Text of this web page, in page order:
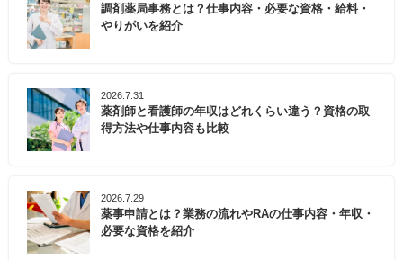
調剤薬局事務とは？仕事内容・必要な資格・給料・
やりがいを紹介
2026.7.31
薬剤師と看護師の年収はどれくらい違う？資格の取
得方法や仕事内容も比較
2026.7.29
薬事申請とは？業務の流れやRAの仕事内容・年収・
必要な資格を紹介